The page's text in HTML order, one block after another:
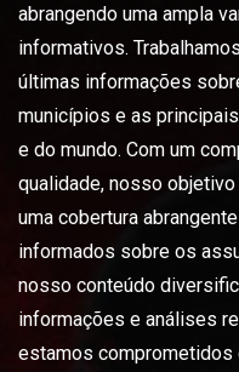
abrangendo uma ampla
informativos.
últimas informações
municípios e as
e do mundo. Com um
qualidade, nosso
uma cobertura
informados sobre os
nosso conteúdo
informações e análises
estamos comprometidos